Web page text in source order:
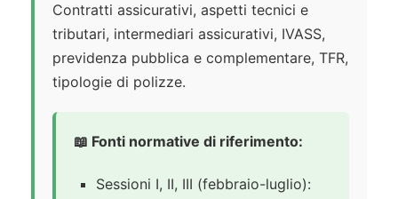
Contratti assicurativi, aspetti tecnici e
tributari, intermediari assicurativi, IVASS,
previdenza pubblica e complementare, TFR,
tipologie di polizze.
📖 Fonti normative di riferimento:
Sessioni I, II, III (febbraio-luglio):